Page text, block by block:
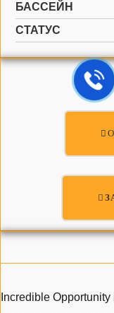
БАССЕЙН
СТАТУС
Incredible